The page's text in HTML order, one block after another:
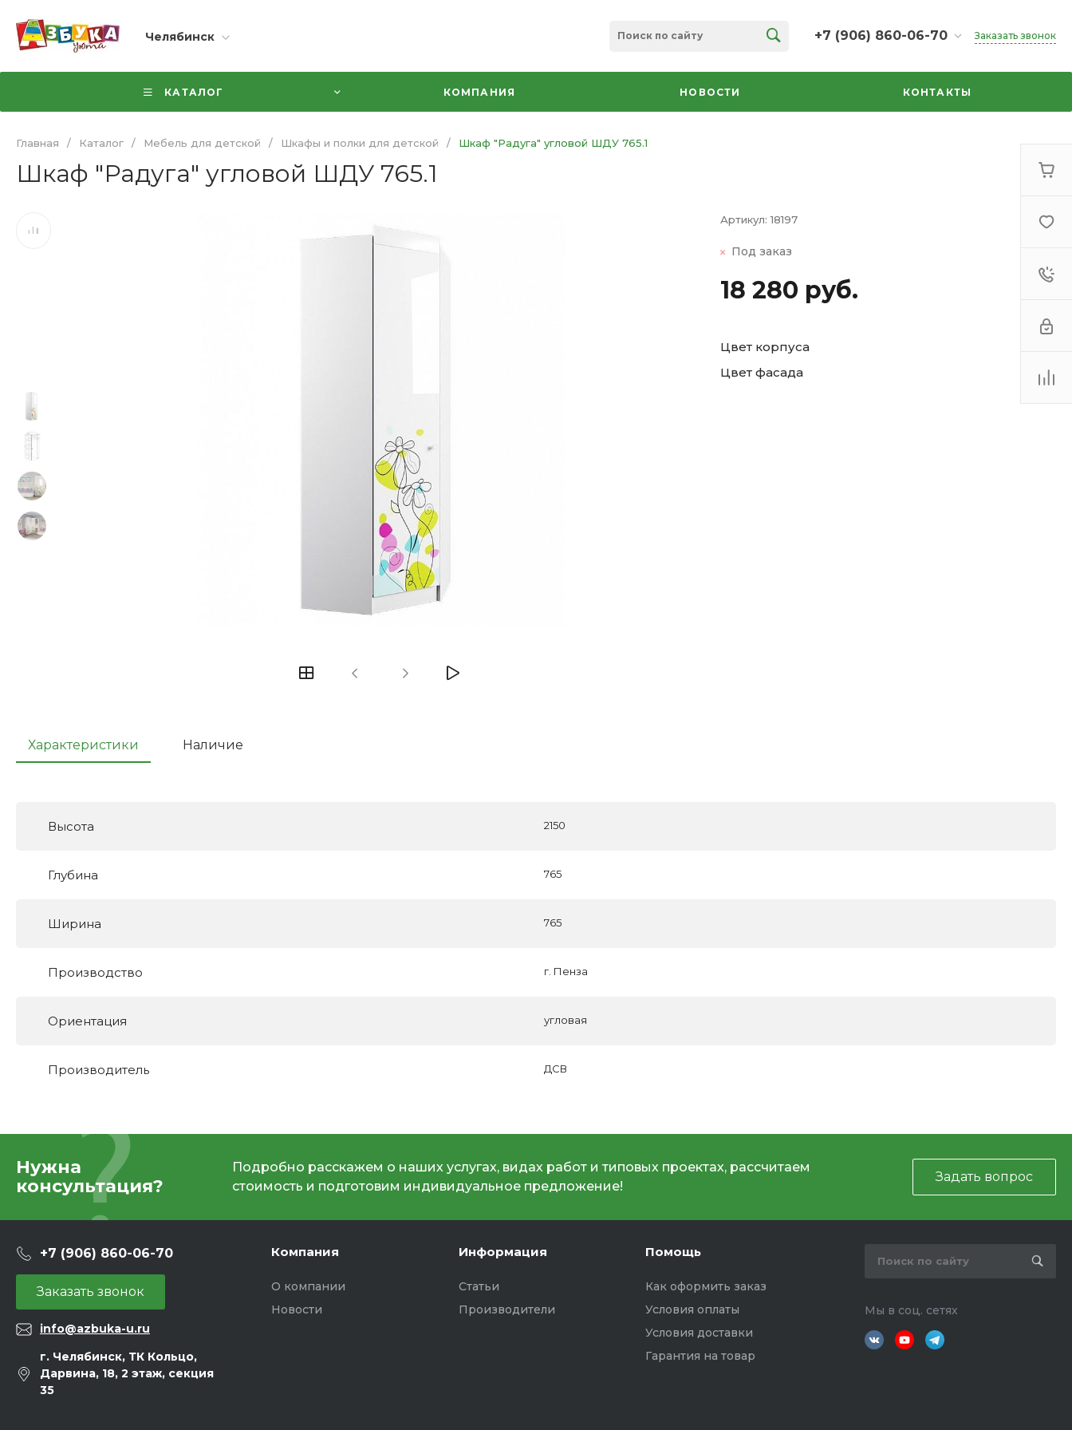
Челябинск +7 (906) 860-06-70
+7 (906) 860-06-70
г. Челябинск, ТК Кольцо,
секция 35
Заказать звонок
КАТАЛОГ КОМПАНИЯ НОВОСТИ КОНТАКТЫ
Главная / Каталог / Мебель для детской / Шкафы и полки для детской / Шкаф "Радуга" угловой ШДУ 765.1
Шкаф "Радуга" угловой ШДУ 765.1
Артикул:18197
Под заказ
18 280 руб.
Цвет корпуса
Цвет фасада
Характеристики Наличие
Высота 2150
Глубина 765
Ширина 765
Производство г. Пенза
Ориентация угловая
Производитель ДСВ
Нужна
консультация?
Подробно расскажем о наших услугах, видах работ и типовых проектах, рассчитаем
стоимость и подготовим индивидуальное предложение!
Задать вопрос
+7 (906) 860-06-70
Заказать звонок
info@azbuka-u.ru
г. Челябинск, ТК Кольцо,
Дарвина, 18, 2 этаж, секция
35
Компания
О компании
Новости
Информация
Статьи
Производители
Помощь
Как оформить заказ
Условия оплаты
Условия доставки
Гарантия на товар
Мы в соц. сетях